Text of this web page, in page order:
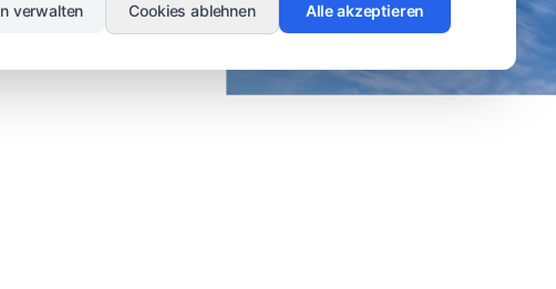
verwalten Cookies ablehnen Alle akzeptieren